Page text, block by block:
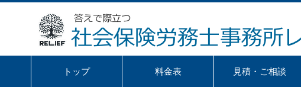
トップ 料金表 見積・ご相談